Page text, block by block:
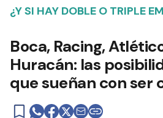
¿Y SI HAY DOBLE O TRIPLE
Boca, Racing,
Huracán: las
que sueñan con ser